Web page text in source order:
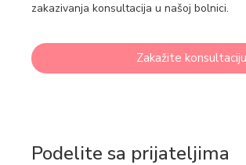
zakazivanja konsultacija u našoj bolnici.
Zakažite konsultaciju
Podelite sa prijateljima